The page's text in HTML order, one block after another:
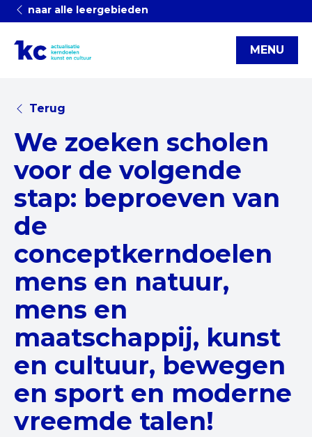
naar alle leergebieden
MENU
Terug
We zoeken scholen
voor de volgende
stap: beproeven van
de
conceptkerndoelen
mens en natuur,
mens en
maatschappij, kunst
en cultuur, bewegen
en sport en moderne
vreemde talen!